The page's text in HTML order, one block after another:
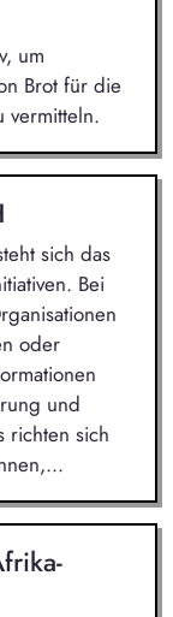
um
Brot für die
vermitteln.
sich das
Bei
oder
und
richten sich